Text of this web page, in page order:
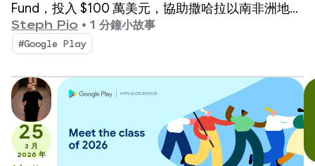
Fund，投入 $100 萬美元，協助撒哈拉以南非洲地區
的 10 間獨立遊戲工作室。
Steph Pio • 1 分鐘小故事
#Google Play
25
3 月
2026 年